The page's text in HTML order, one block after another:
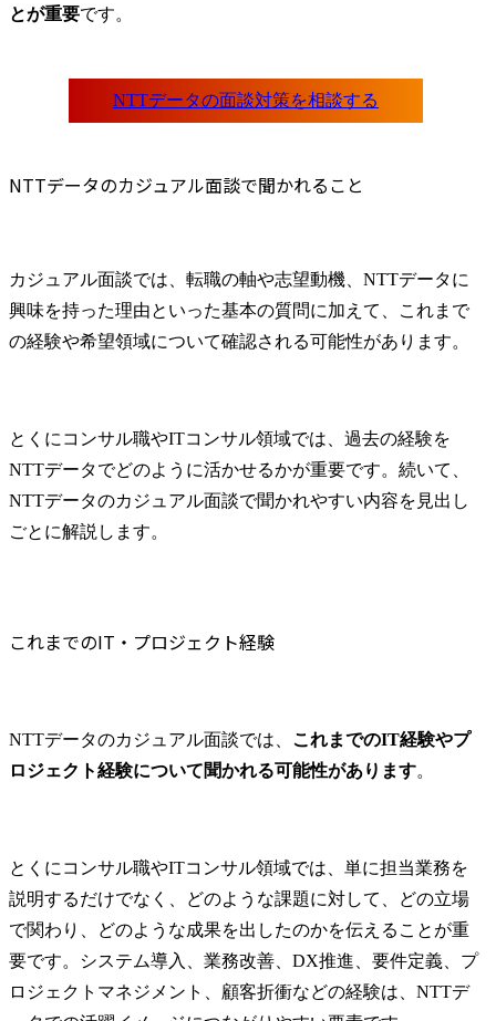
とが重要です。
NTTデータのカジュアル面談で聞かれること
カジュアル面談では、転職の軸や志望動機、NTTデータに
興味を持った理由といった基本の質問に加えて、これまで
の経験や希望領域について確認される可能性があります。
とくにコンサル職やITコンサル領域では、過去の経験を
NTTデータでどのように活かせるかが重要です。続いて、
NTTデータのカジュアル面談で聞かれやすい内容を見出し
ごとに解説します。
これまでのIT・プロジェクト経験
NTTデータのカジュアル面談では、 これまでのIT経験やプ
ロジェクト経験について聞かれる可能性があります。
とくにコンサル職やITコンサル領域では、単に担当業務を
説明するだけでなく、どのような課題に対して、どの立場
で関わり、どのような成果を出したのかを伝えることが重
要です。システム導入、業務改善、DX推進、要件定義、プ
ロジェクトマネジメント、顧客折衝などの経験は、NTTデ